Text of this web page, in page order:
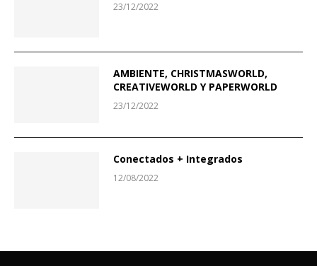
23/12/2022
AMBIENTE, CHRISTMASWORLD,
CREATIVEWORLD Y PAPERWORLD
23/12/2022
Conectados + Integrados
12/08/2022